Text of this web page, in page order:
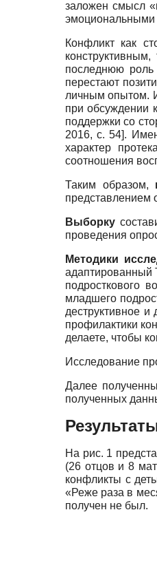
заложен смысл
эмоциональными
Конфликт как
последнюю роль
перестают
личным опытом.
при обсуждении
поддержки со
2016, с. 54].
характер
соотношения
Таким образом,
представлением
Выборку
проведения
Методики
адаптированный
подросткового
младшего
деструктивное
профилактики
делаете, чтобы
Исследование
Далее
полученных
На рис. 1
(26 отцов и 8
конфликты с
«Реже раза в
получен не был.